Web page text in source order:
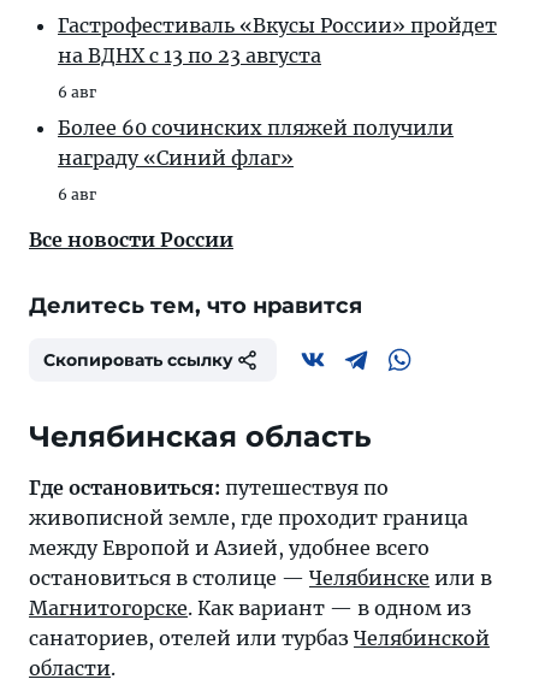
Гастрофестиваль «Вкусы России» пройдет
на ВДНХ с 13 по 23 августа
6 авг
Более 60 сочинских пляжей получили
награду «Синий флаг»
6 авг
Все новости России
Делитесь тем, что нравится
Скопировать ссылку
Челябинская область
Где остановиться: путешествуя по
живописной земле, где проходит граница
между Европой и Азией, удобнее всего
остановиться в столице — Челябинске или в
Магнитогорске. Как вариант — в одном из
санаториев, отелей или турбаз Челябинской
области.